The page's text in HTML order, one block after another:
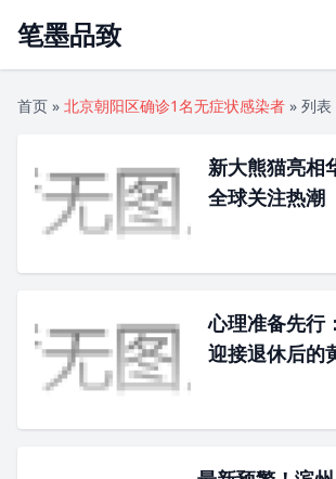
笔墨品致
首页 » 北京朝阳区确诊1名无症状感染者 » 列表
新大熊猫亮相
全球关注热潮
心理准备先行
迎接退休后的